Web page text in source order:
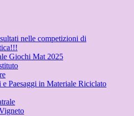
nelle competizioni di
Giochi Mat 2025
e Paesaggi in Materiale Riciclato